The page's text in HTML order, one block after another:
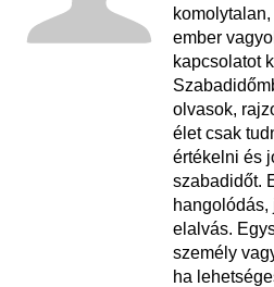
ember
kapcsolatot
olvasok,
élet csak
értékelni és
szabadidőt.
elalvás.
személy
ha